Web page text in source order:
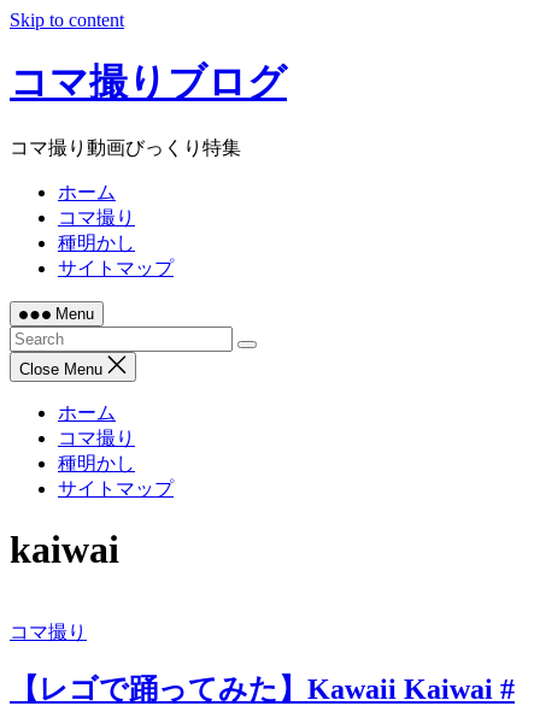
Skip to content
コマ撮りブログ
コマ撮り動画びっくり特集
ホーム
コマ撮り
種明かし
サイトマップ
Menu
Close Menu
ホーム
コマ撮り
種明かし
サイトマップ
kaiwai
コマ撮り
【レゴで踊ってみた】Kawaii Kaiwai #